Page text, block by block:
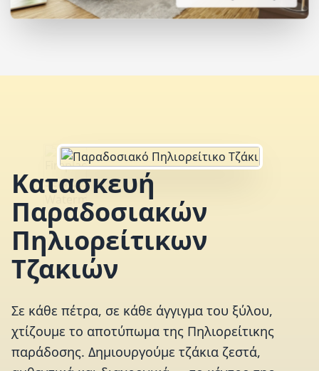
Κατασκευή
Παραδοσιακών
Πηλιορείτικων
Τζακιών
Σε κάθε πέτρα, σε κάθε άγγιγμα του ξύλου,
χτίζουμε το αποτύπωμα της Πηλιορείτικης
παράδοσης. Δημιουργούμε τζάκια ζεστά,